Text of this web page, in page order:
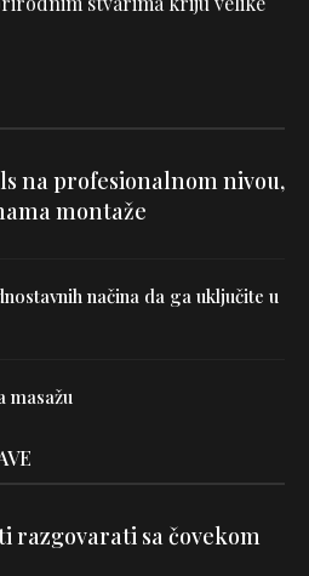
na profesionalnom nivou,
montaže
načina da ga uključite u
masažu
razgovarati sa čovekom